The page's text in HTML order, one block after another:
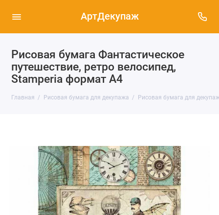
АртДекупаж
Рисовая бумага Фантастическое
путешествие, ретро велосипед,
Stamperia формат А4
Главная Рисовая бумага для декупажа Рисовая бумага для